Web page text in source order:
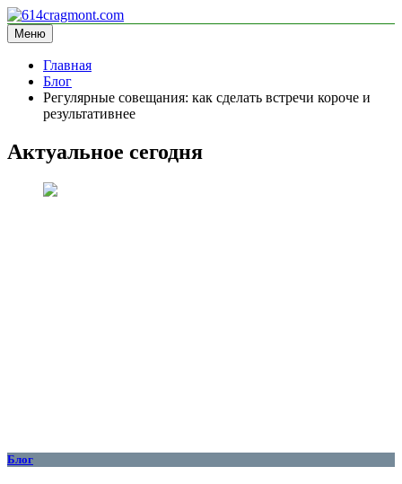
Перейти
к
содержимому
614cragmont.com
информационный сайт
Меню
Главная
Блог
Регулярные совещания: как сделать встречи короче и
результативнее
Актуальное сегодня
Блог